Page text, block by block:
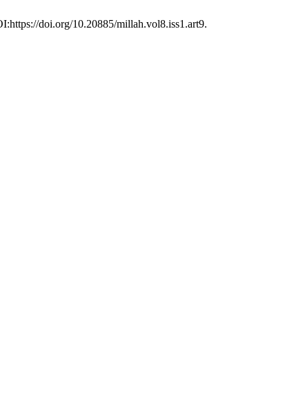
doi.org/10.20885/millah.vol8.iss1.art9.